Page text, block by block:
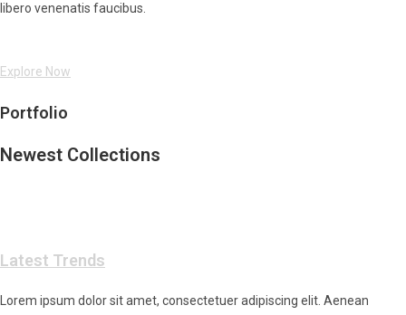
libero venenatis faucibus.
Explore Now
Portfolio
Newest Collections
Latest Trends
Lorem ipsum dolor sit amet, consectetuer adipiscing elit. Aenean